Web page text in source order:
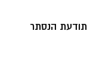
תודעת הנסתר